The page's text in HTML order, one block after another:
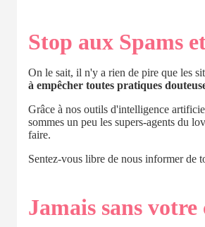
Stop aux Spams
On le sait, il n'y a rien de pire que les
à empêcher toutes pratiques
Grâce à nos outils d'intelligence
sommes un peu les supers-agents du
faire.
Sentez-vous libre de nous informer de
Jamais sans